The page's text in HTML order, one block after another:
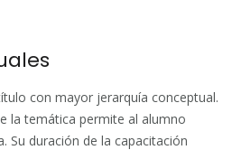
con mayor jerarquía conceptual.
la temática permite al alumno
Su duración de la capacitación